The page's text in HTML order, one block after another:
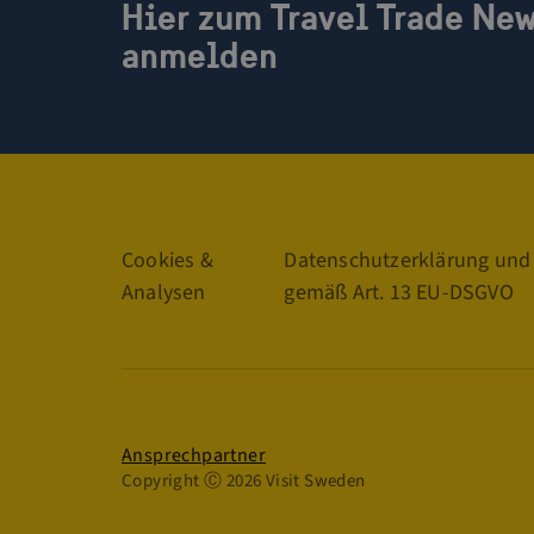
Hier zum Travel Trade
anmelden
Cookies &
Analysen
Datenschutzerklärung
gemäß Art. 13 EU-DSGVO
Ansprechpartner
Copyright Ⓒ 2026 Visit Sweden